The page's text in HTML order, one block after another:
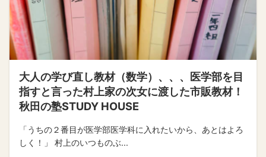
大人の学び直し教材（数学）、、、医学部を目
指すと言った村上家の次女に渡した市販教材！
秋田の塾STUDY HOUSE
「うちの２番目が医学部医学科に入れたいから、あとはよろ
しく！」 村上のいつものぶ...